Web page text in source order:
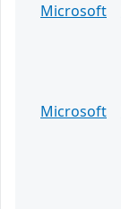
Microsoft
Microsoft